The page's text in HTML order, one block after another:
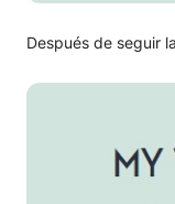
Después de seguir